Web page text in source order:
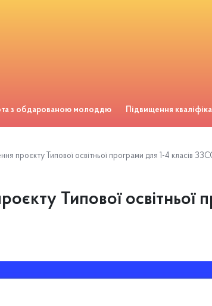
з обдарованою молоддю Підвищення
проєкту Типової освітньої програми для 1-4 класів
Типової освітньої